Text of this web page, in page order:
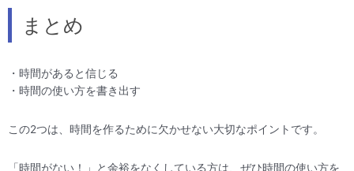
まとめ
・時間があると信じる
・時間の使い方を書き出す
この2つは、時間を作るために欠かせない大切なポイントです。
「時間がない！」と余裕をなくしている方は、ぜひ時間の使い方を